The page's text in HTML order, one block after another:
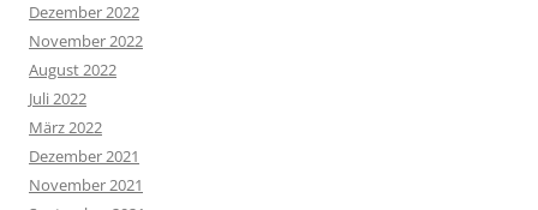
Dezember 2022
November 2022
August 2022
Juli 2022
März 2022
Dezember 2021
November 2021